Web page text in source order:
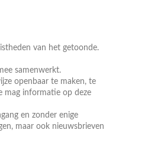
van het getoonde.
samenwerkt.
openbaar te maken, te
mag informatie op deze
en zonder enige
maar ook nieuwsbrieven